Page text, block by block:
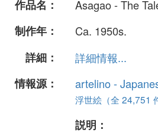
作品名：
Asagao - The
制作年：
Ca. 1950s.
詳細：
詳細情報...
情報源：
artelino -
浮世絵（全 24,751
説明：